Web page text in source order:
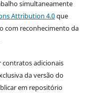
simultaneamente
Attribution 4.0que
com reconhecimento da
contratos adicionais
da versão do
em repositório